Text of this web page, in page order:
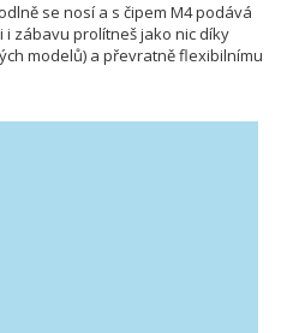
se nosí a s čipem M4 podává
i zábavu prolítneš jako nic díky
modelů) a převratně flexibilnímu